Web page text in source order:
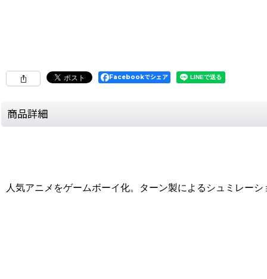
Facebookでシェア
商品詳細
人気アニメをゲームボーイ化。ターン製によるシュミレーシ